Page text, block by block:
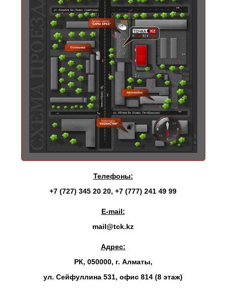
Телефоны:
+7 (727) 345 20 20, +7 (777) 241 49 99
E-mail:
mail@tck.kz
Адрес:
РК, 050000, г. Алматы,
ул. Сейфуллина 531, офис 814 (8 этаж)